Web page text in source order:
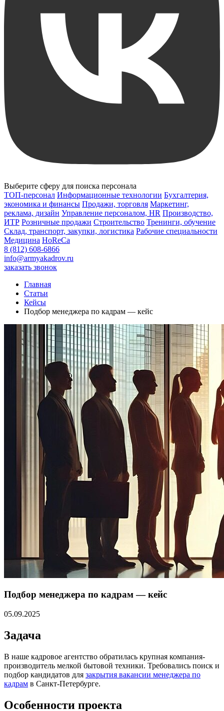
Выберите сферу для поиска персонала
ТОП-персонал Информационные технологии Бухгалтерия,
экономика и финансы Продажи, торговля Маркетинг,
реклама, дизайн Управление персоналом, HR Производство,
ИТР Розничные продажи Строительство Тренинги, обучение
Склад, транспорт, закупки, логистика Рабочие специальности
Медицина HoReCa
8 (812) 608-6866
info@armyakadrov.ru
заказать звонок
Главная
Статьи
Кейсы
Подбор менеджера по кадрам — кейс
Подбор менеджера по кадрам — кейс
05.09.2025
Задача
В наше кадровое агентство обратилась крупная компания-
производитель мелкой бытовой техники. Требовались поиск и
подбор кандидатов для закрытия вакансии менеджера по
кадрам в Санкт-Петербурге.
Особенности проекта